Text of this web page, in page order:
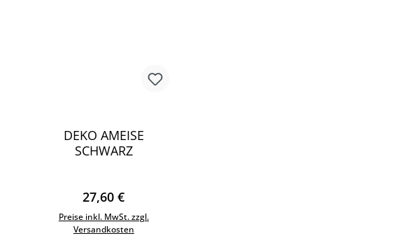
DEKO AMEISE
SCHWARZ
Regulärer Preis:
27,60 €
Preise inkl. MwSt. zzgl.
Versandkosten